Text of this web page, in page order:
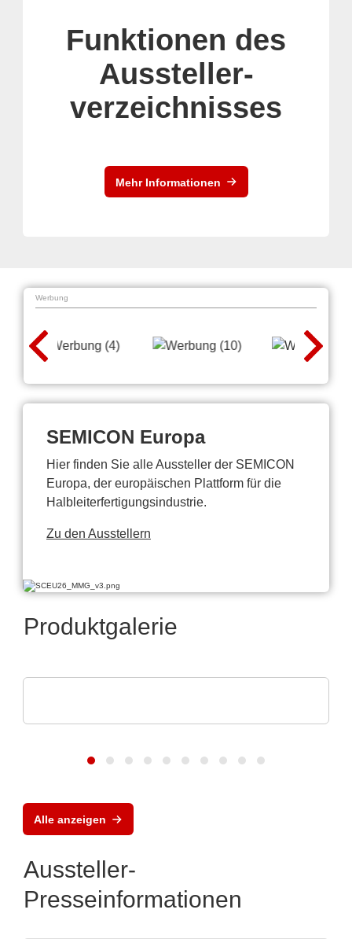
Funktionen des
Aussteller-
verzeichnisses
Mehr Informationen
Werbung
SEMICON Europa
Hier finden Sie alle Aussteller der SEMICON
Europa, der europäischen Plattform für die
Halbleiterfertigungsindustrie.
Zu den Ausstellern
Produktgalerie
Alle anzeigen
Aussteller-
Presseinformationen